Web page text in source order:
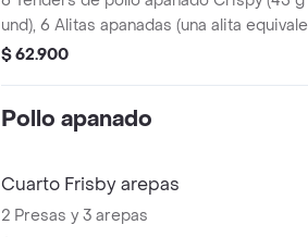
und), 6 Alitas apanadas (una alita equivale
a un trozo de ala), 2 porciones de papas a
$ 62.900
Pollo apanado
Cuarto Frisby arepas
2 Presas y 3 arepas